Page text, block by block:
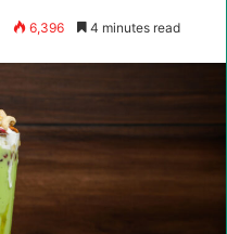
6,396 4 minutes read